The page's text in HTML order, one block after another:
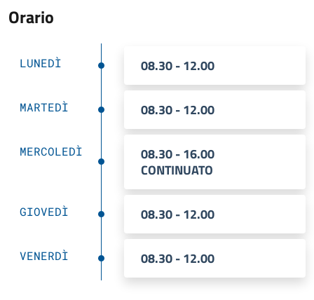
Orario
LUNEDÌ 08.30 - 12.00
MARTEDÌ 08.30 - 12.00
MERCOLEDÌ
08.30 - 16.00
CONTINUATO
GIOVEDÌ 08.30 - 12.00
VENERDÌ 08.30 - 12.00